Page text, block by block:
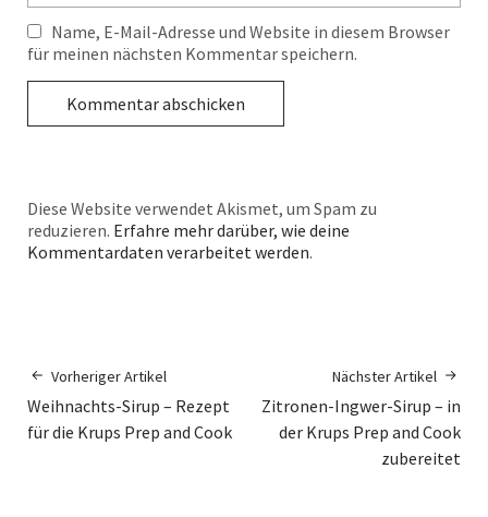
Name, E-Mail-Adresse und Website in diesem Browser
für meinen nächsten Kommentar speichern.
Diese Website verwendet Akismet, um Spam zu
reduzieren. Erfahre mehr darüber, wie deine
Kommentardaten verarbeitet werden.
Vorheriger Artikel
Weihnachts-Sirup – Rezept
für die Krups Prep and Cook
Nächster Artikel
Zitronen-Ingwer-Sirup – in
der Krups Prep and Cook
zubereitet